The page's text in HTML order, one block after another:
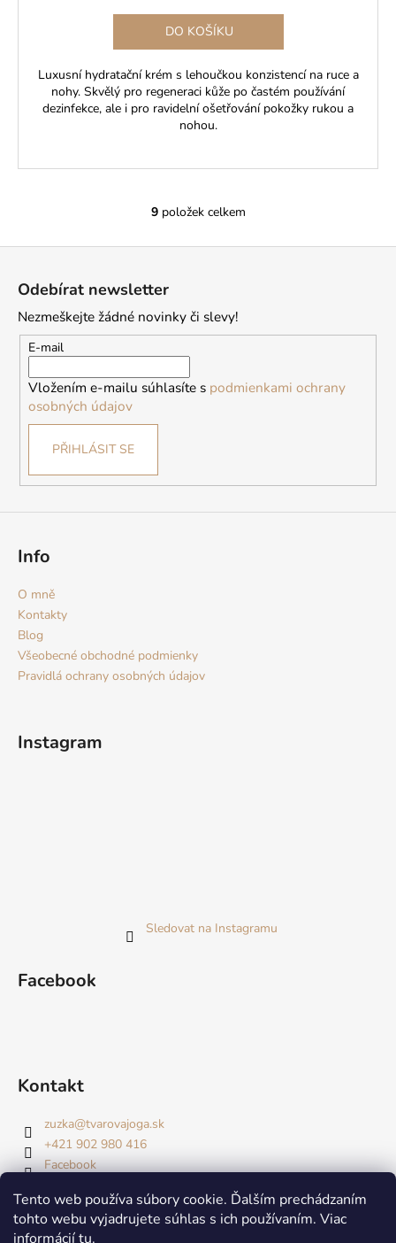
Tento web používa súbory cookie. Ďalším prechádzaním
tohto webu vyjadrujete súhlas s ich používaním. Viac
informáciítu.
DO KOŠÍKU
Luxusní hydratační krém s lehoučkou konzistencí na ruce a
nohy. Skvělý pro regeneraci kůže po častém používání
dezinfekce, ale i pro ravidelní ošetřování pokožky rukou a
nohou.
O
a
c
r
ý
p
9položek celkem
Odebírat newsletter
Nezmeškejte žádné novinky či slevy!
E-mail
Vložením e-mailu súhlasíte s podmienkami ochrany
osobných údajov
PŘIHLÁSIT SE
Info
O mně
Kontakty
Blog
Všeobecné obchodné podmienky
Pravidlá ochrany osobných údajov
Instagram
Sledovat na Instagramu
Facebook
Kontakt
zuzka@tvarovajoga.sk
+421 902 980 416
Facebook